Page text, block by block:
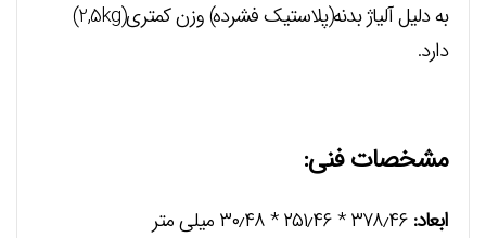
به دلیل آلیاژ بدنه(پلاستیک فشرده) وزن کمتری(2,5kg)
دارد.
مشخصات فنی:
ابعاد: